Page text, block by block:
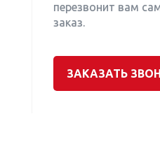
перезвонит вам
заказ.
ЗАКАЗАТЬ